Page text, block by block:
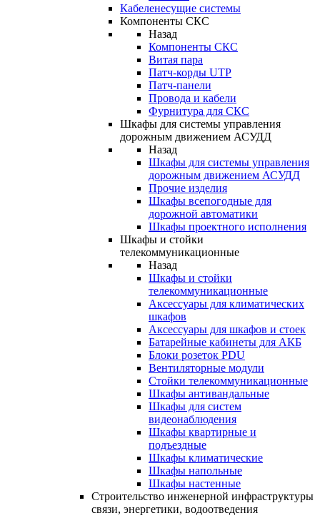
Кабеленесущие системы
Компоненты СКС
Назад
Компоненты СКС
Витая пара
Патч-корды UTP
Патч-панели
Провода и кабели
Фурнитура для СКС
Шкафы для системы управления
дорожным движением АСУДД
Назад
Шкафы для системы управления
дорожным движением АСУДД
Прочие изделия
Шкафы всепогодные для
дорожной автоматики
Шкафы проектного исполнения
Шкафы и стойки
телекоммуникационные
Назад
Шкафы и стойки
телекоммуникационные
Аксессуары для климатических
шкафов
Аксессуары для шкафов и стоек
Батарейные кабинеты для АКБ
Блоки розеток PDU
Вентиляторные модули
Стойки телекоммуникационные
Шкафы антивандальные
Шкафы для систем
видеонаблюдения
Шкафы квартирные и
подъездные
Шкафы климатические
Шкафы напольные
Шкафы настенные
Строительство инженерной инфраструктуры
связи, энергетики, водоотведения